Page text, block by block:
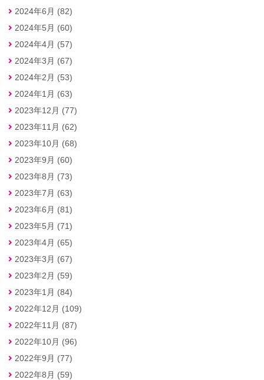
2024年6月 (82)
2024年5月 (60)
2024年4月 (57)
2024年3月 (67)
2024年2月 (53)
2024年1月 (63)
2023年12月 (77)
2023年11月 (62)
2023年10月 (68)
2023年9月 (60)
2023年8月 (73)
2023年7月 (63)
2023年6月 (81)
2023年5月 (71)
2023年4月 (65)
2023年3月 (67)
2023年2月 (59)
2023年1月 (84)
2022年12月 (109)
2022年11月 (87)
2022年10月 (96)
2022年9月 (77)
2022年8月 (59)